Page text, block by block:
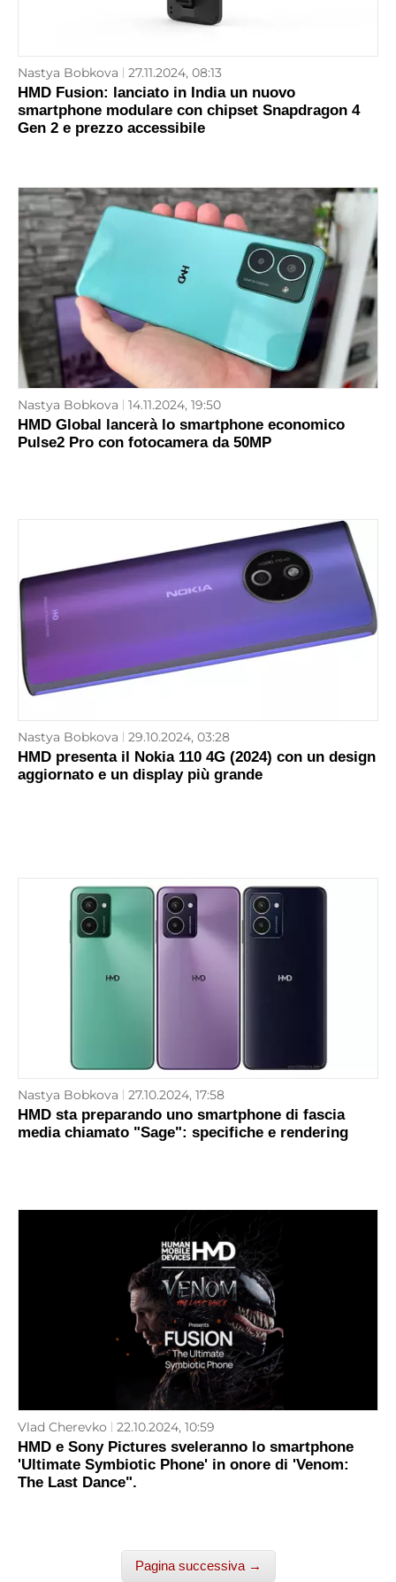
Nastya Bobkova 27.11.2024, 08:13
HMD Fusion: lanciato in India un nuovo
smartphone modulare con chipset Snapdragon 4
Gen 2 e prezzo accessibile
Nastya Bobkova 14.11.2024, 19:50
HMD Global lancerà lo smartphone economico
Pulse2 Pro con fotocamera da 50MP
Nastya Bobkova 29.10.2024, 03:28
HMD presenta il Nokia 110 4G (2024) con un design
aggiornato e un display più grande
Nastya Bobkova 27.10.2024, 17:58
HMD sta preparando uno smartphone di fascia
media chiamato "Sage": specifiche e rendering
Vlad Cherevko 22.10.2024, 10:59
HMD e Sony Pictures sveleranno lo smartphone
'Ultimate Symbiotic Phone' in onore di 'Venom:
The Last Dance".
Pagina successiva →